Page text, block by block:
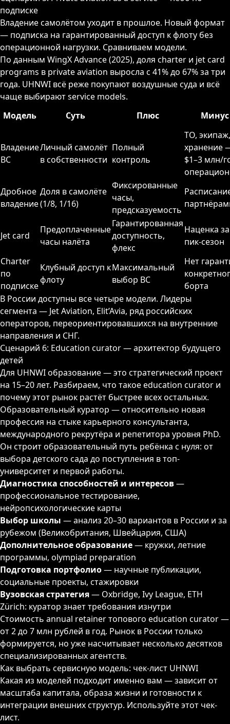
ЖУРНАЛ
ПАРТНЕРАМ
подписке
Владение самолётом уходит в прошлое. Новый формат
— подписка на гарантированный доступ к флоту без
операционной нагрузки. Сравниваем модели.
По данным WingX Advance (2025), доля charter и jet card
programs в private aviation выросла с 41% до 67% за три
года. UHNWI всё реже покупают воздушные суда и всё
чаще выбирают service models.
Модель
Суть Плюс Минус
Владение
ВС
Личный самолёт
в собственности
Полный
контроль
ТО, экипаж,
хранение
$1–3 млн/
Дробное
владение
Доля в самолёте
(1/8, 1/16)
Фиксированные
часы,
предсказуемость
Jet card
Предоплаченные
часы налёта
Гарантированная
доступность,
флекс
Наценка за
пик-сезон
Charter
по
подписке
Клубный доступ к
флоту
Максимальный
выбор ВС
Нет
борта
В России доступны все четыре модели. Лидеры
сегмента — Jet Aviation, Elit’Avia, ряд российских
операторов, переориентировавшихся на внутренние
направления и СНГ.
Сценарий 6: Education curator — архитектор будущего
детей
Для UHNWI образование — это стратегический проект
на 15–20 лет. Разбираем, что такое education curator и
почему этот рынок растёт быстрее всех остальных.
Образовательный куратор — относительно новая
профессия на стыке карьерного консультанта,
международного рекрутёра и репетитора уровня PhD.
Он строит образовательный путь ребёнка с нуля: от
выбора детского сада до поступления в топ-
университет и первой работы.
Диагностика способностей и интересов—
профессиональное тестирование,
нейропсихологические карты
Выбор школы — анализ 20–30 вариантов в России и за
рубежом (Великобритания, Швейцария, США)
Дополнительное образование— кружки, летние
программы, olympiad preparation
Подготовка портфолио— научные публикации,
социальные проекты, стажировки
Вузовская стратегия— Oxbridge, Ivy League, ETH
Zürich: куратор знает требования изнутри
Стоимость annual retainer топового education curator —
от 2 до 7 млн рублей в год. Рынок в России только
формируется, но уже насчитывает несколько десятков
специализированных агентств.
Как выбрать сервисную модель: чек-лист UHNWI
Какая из моделей подходит именно вам — зависит от
масштаба капитала, образа жизни и готовности к
интеграции внешних структур. Используйте этот чек-
лист.